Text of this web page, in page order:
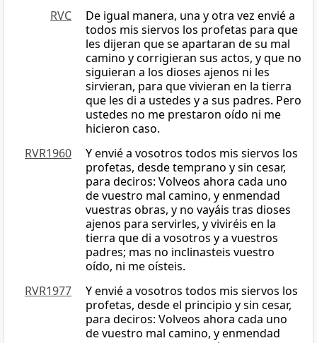
RVC
De igual manera, una y otra vez envié a
todos mis siervos los profetas para que
les dijeran que se apartaran de su mal
camino y corrigieran sus actos, y que no
siguieran a los dioses ajenos ni les
sirvieran, para que vivieran en la tierra
que les di a ustedes y a sus padres. Pero
ustedes no me prestaron oído ni me
hicieron caso.
RVR1960
Y envié a vosotros todos mis siervos los
profetas, desde temprano y sin cesar,
para deciros: Volveos ahora cada uno
de vuestro mal camino, y enmendad
vuestras obras, y no vayáis tras dioses
ajenos para servirles, y viviréis en la
tierra que di a vosotros y a vuestros
padres; mas no inclinasteis vuestro
oído, ni me oísteis.
RVR1977
Y envié a vosotros todos mis siervos los
profetas, desde el principio y sin cesar,
para deciros: Volveos ahora cada uno
de vuestro mal camino, y enmendad